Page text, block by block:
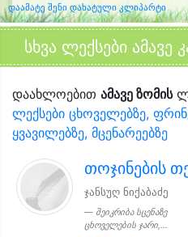
დაამატე შენი დახატული კლიპარტი
სხვა ლექსები ამავე
დაახლოებით ამავე ზომის
ლექსები ცხოველებზე,
ყვავილებზე, მცენარეებზე
თოჯინების
ჯანსუღ ნიქაბაძე
შეიკრიბა სცენაზე
ცხოველების ჯარი,...